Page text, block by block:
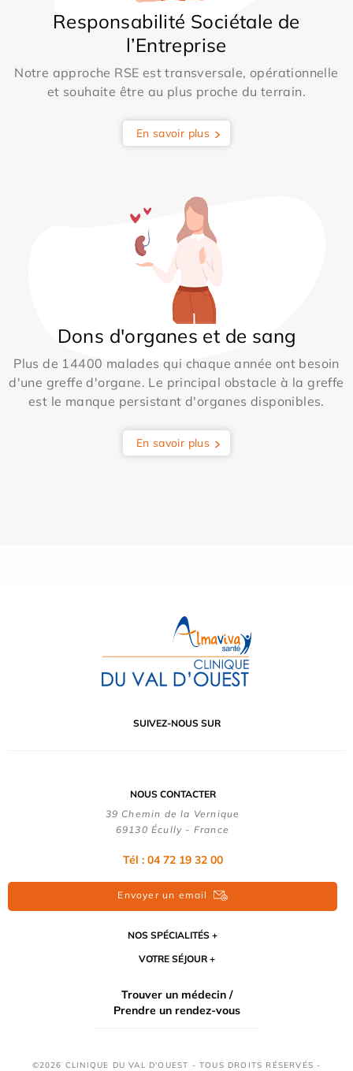
Responsabilité Sociétale de
l’Entreprise
Notre approche RSE est transversale, opérationnelle
et souhaite être au plus proche du terrain.
En savoir plus
Dons d'organes et de sang
Plus de 14400 malades qui chaque année ont besoin
d'une greffe d'organe. Le principal obstacle à la greffe
est le manque persistant d'organes disponibles.
En savoir plus
SUIVEZ-NOUS SUR
NOUS CONTACTER
39 Chemin de la Vernique
69130 Écully - France
Tél : 04 72 19 32 00
Envoyer un email
NOS SPÉCIALITÉS
VOTRE SÉJOUR
Trouver un médecin /
Prendre un rendez-vous
©2026 CLINIQUE DU VAL D'OUEST - TOUS DROITS RÉSERVÉS -